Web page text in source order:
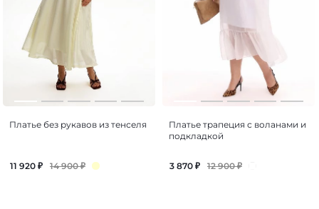
Платье без рукавов из тенселя
11 920 ₽ 14 900₽
Платье трапеция с воланами и
подкладкой
3 870 ₽ 12 900₽